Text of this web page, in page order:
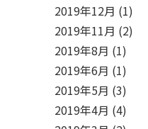
2019年12月 (1)
2019年11月 (2)
2019年8月 (1)
2019年6月 (1)
2019年5月 (3)
2019年4月 (4)